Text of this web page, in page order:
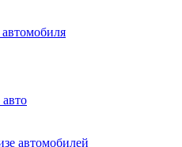
автомобилей